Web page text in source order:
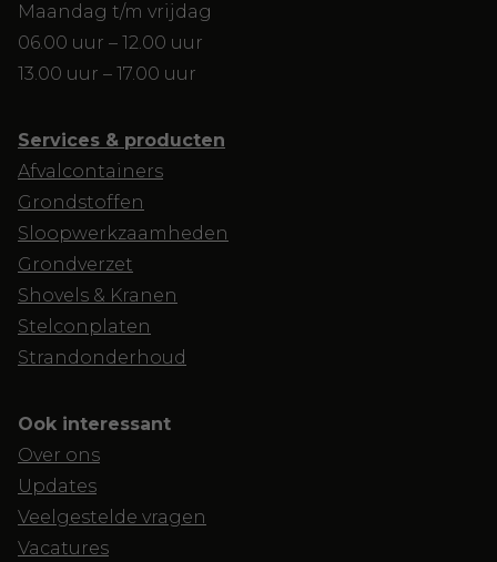
Maandag t/m vrijdag
06.00 uur – 12.00 uur
13.00 uur – 17.00 uur
Services & producten
Afvalcontainers
Grondstoffen
Sloopwerkzaamheden
Grondverzet
Shovels & Kranen
Stelconplaten
Strandonderhoud
Ook interessant
Over ons
Updates
Veelgestelde vragen
Vacatures